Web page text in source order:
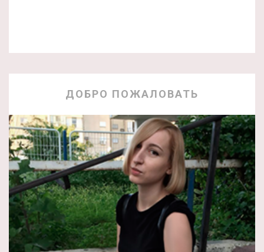
ДОБРО ПОЖАЛОВАТЬ